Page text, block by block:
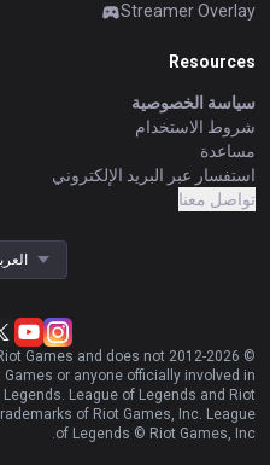
Streamer Overlay
Resources
سياسة الخصوصية
شروط الاستخدام
مساعدة
استفسار عبر البريد الإلكتروني
تواصل معنا
© 2012-
2026
Games and does not
or anyone officially involved in
League of Legends and Riot
of Riot Games, Inc. League
of Legends © Riot Games, Inc.